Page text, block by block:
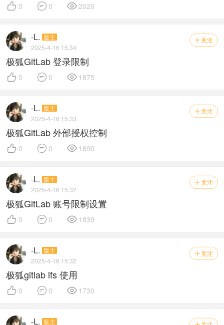
 0  0 2020
 关注
-L. 版主
2025-4-16 15:34
极狐GitLab 登录限制
 0  0  1875
 关注
-L. 版主
2025-4-16 15:33
极狐GitLab 外部授权控制
 0  0  1690
 关注
-L. 版主
2025-4-16 15:32
极狐GitLab 账号限制设置
 0  0  1839
 关注
-L. 版主
2025-4-16 15:32
极狐gitlab lfs 使用
 0  0  1730
-L. 版主